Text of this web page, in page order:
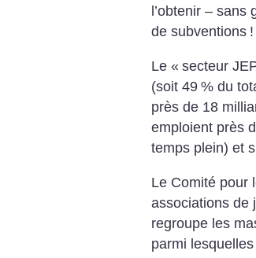
l’obtenir –
de subventions !
Le « secteur
(soit 49 % du
près de 18
emploient près
temps plein) et
Le Comité pour
associations de
regroupe les
parmi